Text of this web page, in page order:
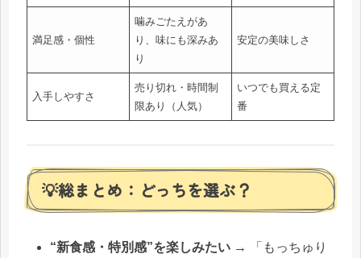
満足感・個性
噛みごたえがあ
り、味にも深みあ
り
安定の美味しさ
入手しやすさ
売り切れ・時間制
限あり（人気）
いつでも買える定
番
💡総まとめ：どっちを選ぶ？
“新食感・特別感”を楽しみたい → 「もっちゅり